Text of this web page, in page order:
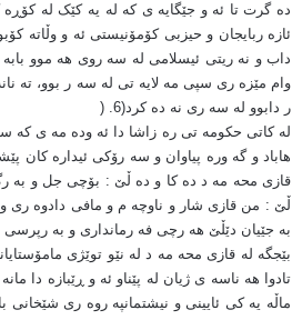
ده گرت تا ئه و جێگایه ی که له یه کێک له
ئازه ربایجان و حیزبی کۆمۆنیستی ئه و وڵاته
داب و نه ریتی ئیسلامی له سه روی هه موو
وام مێزه ری سپی مه لایه تی له سه ر بوو، ته
ر دابوو له سه ری نه ده کرد(6 ) .
له کاتی حکومه تی ره زاشا دا ئه وده مه ی که سه
هاباد و گه وره پیاوان و سه رۆکی ئیداره کان
قازی محه مه د ده کا و ده ڵێ : بۆچی جل و به
ڵێ : من قازی شار و ناوچه م و مافی دادوه ری
به جێیان دێڵێ هه رچی فه رمانداری و به رپرسی
بێجگه له قازی محه مه د له نێو توێژی
تادوا هه ناسه ی ژیان له پێناو ئه و ڕێبازه دا
ماڵه یه کی ئایینی و نیشتمانپه روه ری